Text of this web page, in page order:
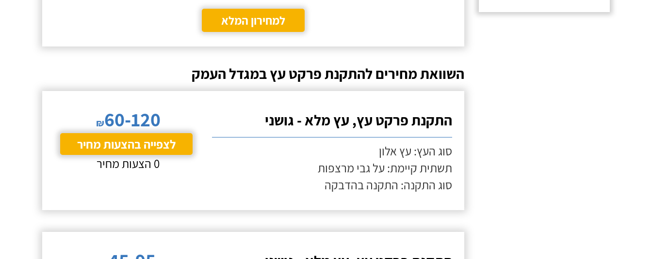
למחירון המלא
השוואת מחירים להתקנת פרקט עץ במגדל העמק
התקנת פרקט עץ, עץ מלא - גושני
סוג העץ: עץ אלון
תשתית קיימת: על גבי מרצפות
סוג התקנה: התקנה בהדבקה
₪60-120
לצפייה בהצעות מחיר
0 הצעות מחיר